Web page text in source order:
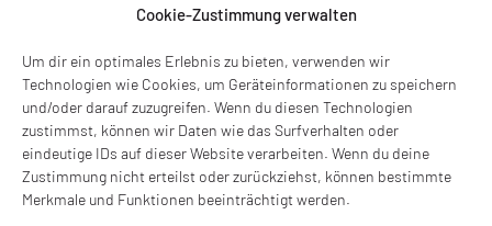
Cookie-Zustimmung verwalten
Um dir ein optimales Erlebnis zu bieten, verwenden wir
Technologien wie Cookies, um Geräteinformationen zu speichern
und/oder darauf zuzugreifen. Wenn du diesen Technologien
zustimmst, können wir Daten wie das Surfverhalten oder
eindeutige IDs auf dieser Website verarbeiten. Wenn du deine
Zustimmung nicht erteilst oder zurückziehst, können bestimmte
Merkmale und Funktionen beeinträchtigt werden.
geb. Aschenbrenner
Geschwister
Friedrich, geboren am 01.04.1892 in Chiesch,
ermordet am 25.11.1941 in Kaunas
Therese Silbermann, geboren am 18.08.1893 in
Chiesch, emigrierte im September 1937 über